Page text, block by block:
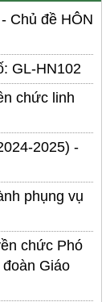
Chủ đề HÔN
GL-HN102
chức linh
2025) -
phụng vụ
chức Phó
Giáo